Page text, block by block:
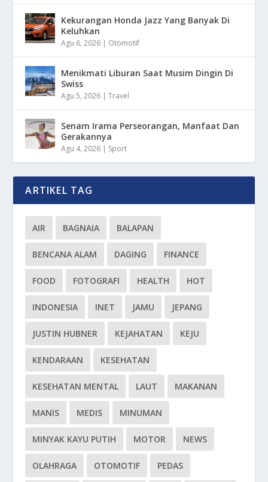
Kekurangan Honda Jazz Yang Banyak Di
Keluhkan
Agu 6, 2026 | Otomotif
Menikmati Liburan Saat Musim Dingin Di
Swiss
Agu 5, 2026 |Travel
Senam Irama Perseorangan, Manfaat Dan
Gerakannya
Agu 4, 2026 | Sport
ARTIKEL TAG
AIR BAGNAIA BALAPAN
BENCANA ALAM DAGING FINANCE
FOOD FOTOGRAFI HEALTH HOT
INDONESIA INET JAMU JEPANG
JUSTIN HUBNER KEJAHATAN KEJU
KENDARAAN KESEHATAN
KESEHATAN MENTAL LAUT MAKANAN
MANIS MEDIS MINUMAN
MINYAK KAYU PUTIH MOTOR NEWS
OLAHRAGA OTOMOTIF PEDAS